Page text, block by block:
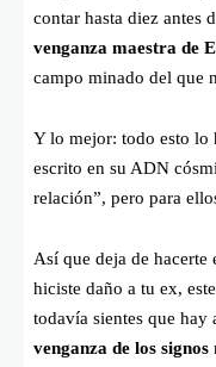
contar hasta diez antes
venganza maestra de
campo minado del que
Y lo mejor: todo esto lo
escrito en su ADN
relación”, pero para
Así que deja de hacerte
hiciste daño a tu ex,
todavía sientes que hay
venganza de los signos